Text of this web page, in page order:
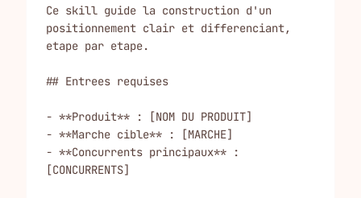
Ce skill guide la construction d'un
positionnement clair et differenciant,
etape par etape.
## Entrees requises
- **Produit** : [NOM DU PRODUIT]
- **Marche cible** : [MARCHE]
- **Concurrents principaux** :
[CONCURRENTS]